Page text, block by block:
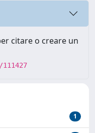
citare o creare un
1